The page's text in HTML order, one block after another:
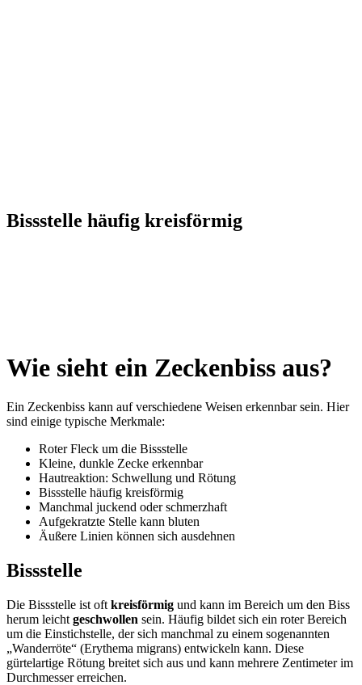
Bissstelle häufig kreisförmig
Wie sieht ein Zeckenbiss aus?
Ein Zeckenbiss kann auf verschiedene Weisen erkennbar sein. Hier
sind einige typische Merkmale:
Roter Fleck um die Bissstelle
Kleine, dunkle Zecke erkennbar
Hautreaktion: Schwellung und Rötung
Bissstelle häufig kreisförmig
Manchmal juckend oder schmerzhaft
Aufgekratzte Stelle kann bluten
Äußere Linien können sich ausdehnen
Bissstelle
Die Bissstelle ist oft kreisförmig und kann im Bereich um den Biss
herum leicht geschwollen sein. Häufig bildet sich ein roter Bereich
um die Einstichstelle, der sich manchmal zu einem sogenannten
„Wanderröte“ (Erythema migrans) entwickeln kann. Diese
gürtelartige Rötung breitet sich aus und kann mehrere Zentimeter im
Durchmesser erreichen.